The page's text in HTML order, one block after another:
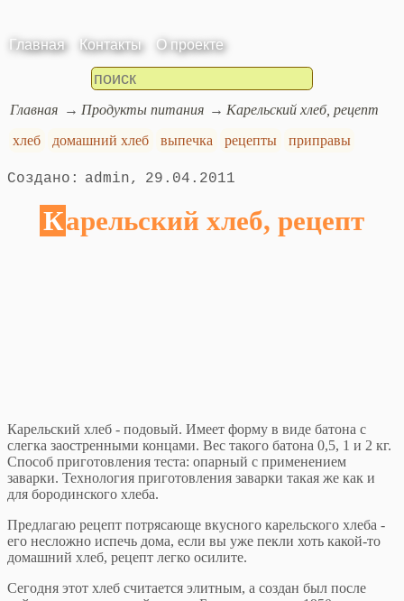
Главная Контакты О проекте
Главная Продукты питания
Карельский хлеб, рецепт
хлеб
домашний хлеб выпечка рецепты приправы
admin 29.04.2011
Карельский хлеб, рецепт
Карельский хлеб - подовый. Имеет форму в виде батона с
слегка заостренными концами. Вес такого батона 0,5, 1 и 2 кг.
Способ приготовления теста: опарный с применением
заварки. Технология приготовления заварки такая же как и
для бородинского хлеба.
Предлагаю рецепт потрясающе вкусного карельского хлеба -
его несложно испечь дома, если вы уже пекли хоть какой-то
домашний хлеб, рецепт легко осилите.
Сегодня этот хлеб считается элитным, а создан был после